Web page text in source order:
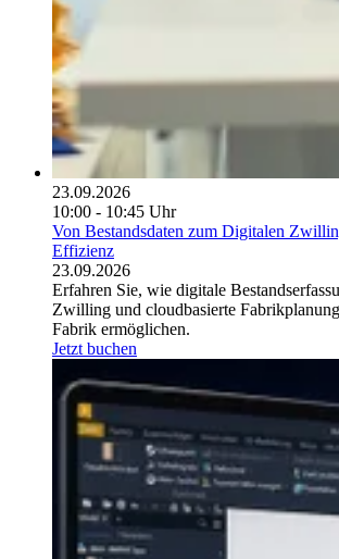
23.09.2026
10:00 - 10:45 Uhr
Von Bestandsdaten zum Digitalen
Effizienz
23.09.2026
Erfahren Sie, wie digitale
Zwilling und cloudbasierte
Fabrik ermöglichen.
Jetzt buchen